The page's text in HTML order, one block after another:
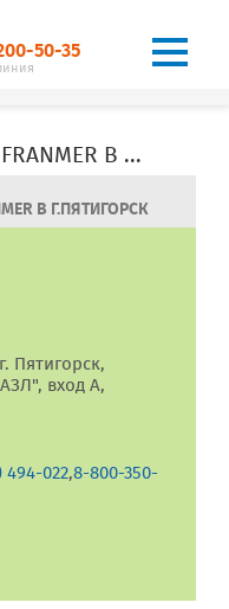
50-35
ОФИЦИАЛЬНЫЙ ДИЛЕР FRANMER В Г. Пятигорск
В Г.ПЯТИГОРСК
Пятигорск,
вход А,
494-022,8-800-350-